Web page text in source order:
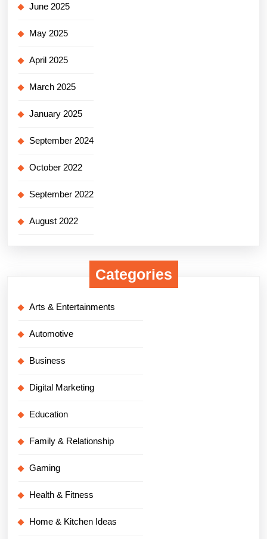
June 2025
May 2025
April 2025
March 2025
January 2025
September 2024
October 2022
September 2022
August 2022
Categories
Arts & Entertainments
Automotive
Business
Digital Marketing
Education
Family & Relationship
Gaming
Health & Fitness
Home & Kitchen Ideas